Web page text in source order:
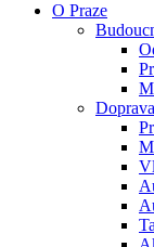
O Praze
Doprava